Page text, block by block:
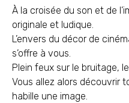
À la croisée du son et de
originale et ludique.
L’envers du décor de
s’offre à vous.
Plein feux sur le bruitage,
Vous allez alors découvrir
habille une image.